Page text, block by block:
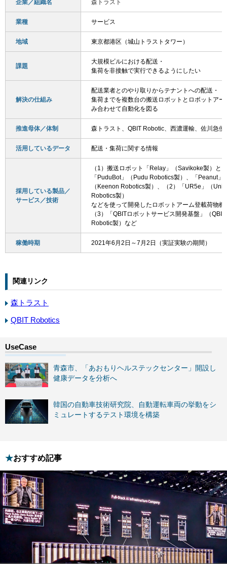
企業／組織名 森トラスト
業種 サービス
地域 東京都港区（城山トラストタワー）
課題
大規模ビルにおける配送・
集荷を非接触で実行できるようにしたい
解決の仕組み
配送業者とのやり取りからテナントへの配送・
集荷までを複数台の搬送ロボットとロボットアー
み合わせて自動化を図る
推進母体／体制 森トラスト、QBIT Robotic、西濃運輸、佐川急便
活用しているデータ 配送・集荷に関する情報
採用している製品／
サービス／技術
（1）搬送ロボット「Relay」（Savikoke製）と
「PuduBot」（Pudu Robotics製）、「Peanut」
（Keenon Robotics製）、（2）「UR5e」（
Robotics製）
などを使って開発したロボットアーム登載荷物棚
（3）「QBITロボットサービス開発基盤」（QBIT
Robotic製）など
稼働時期 2021年6月2日～7月2日（実証実験の期間）
関連リンク
森トラスト
QBIT Robotics
青森市、「あおもりヘルステックセンター」開設し
健康データを分析へ
韓国の自動車技術研究院、自動運転車両の挙動をシ
ミュレートするテスト環境を構築
おすすめ記事